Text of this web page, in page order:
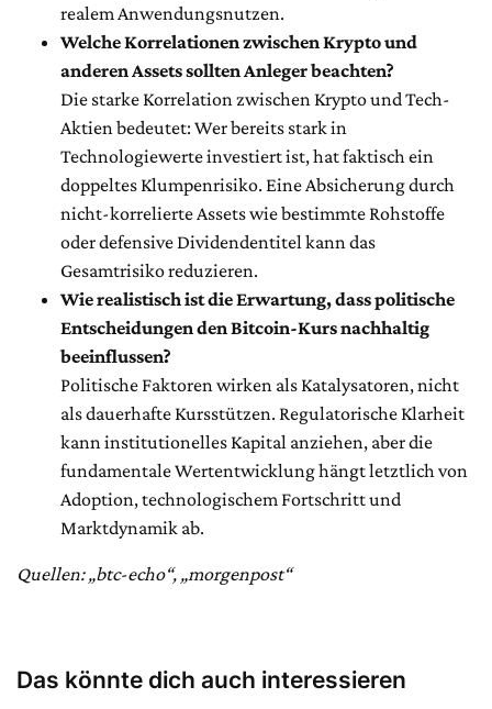
realem Anwendungsnutzen.
Welche Korrelationen zwischen Krypto und
anderen Assets sollten Anleger beachten?
Die starke Korrelation zwischen Krypto und Tech-
Aktien bedeutet: Wer bereits stark in
Technologiewerte investiert ist, hat faktisch ein
doppeltes Klumpenrisiko. Eine Absicherung durch
nicht-korrelierte Assets wie bestimmte Rohstoffe
oder defensive Dividendentitel kann das
Gesamtrisiko reduzieren.
Wie realistisch ist die Erwartung, dass politische
Entscheidungen den Bitcoin-Kurs nachhaltig
beeinflussen?
Politische Faktoren wirken als Katalysatoren, nicht
als dauerhafte Kursstützen. Regulatorische Klarheit
kann institutionelles Kapital anziehen, aber die
fundamentale Wertentwicklung hängt letztlich von
Adoption, technologischem Fortschritt und
Marktdynamik ab.
Quellen: „btc-echo“, „morgenpost“
Das könnte dich auch interessieren